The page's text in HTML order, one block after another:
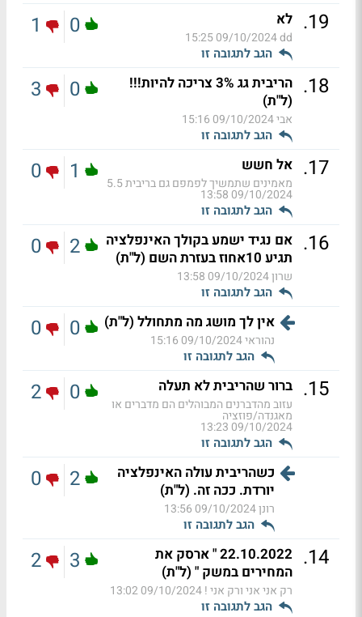
19
. לא
dd
09/10/2024 15:25
הגב לתגובה זו
0
1
18
.
הריבית גג 3% צריכה להיות!!!
(ל"ת)
אבי09/10/2024 15:16
הגב לתגובה זו
0
3
17
. אל חשש
מאמינים שתמשיך לפמפם גם בריבית 5.5
09/10/2024 13:58
הגב לתגובה זו
1
0
16
. אם נגיד ישמע בקולך האינפלציה
תגיע 10אחוז בעזרת השם (ל"ת)
שרון09/10/2024 13:58
הגב לתגובה זו
2
0
אין לך מושג מה מתחולל (ל"ת)
נהוראי09/10/2024 15:16
הגב לתגובה זו
0
0
15
. ברור שהריבית לא תעלה
עזוב מהדברנים המבוהלים הם מדברים או
מאגנדה/פוזציה
09/10/2024 13:23
הגב לתגובה זו
0
2
כשהריבית עולה האינפלציה
יורדת. ככה זה. (ל"ת)
רונן09/10/2024 13:56
הגב לתגובה זו
2
0
14
.
22.10.2022 " ארסק את
המחירים במשק " (ל"ת)
רק אני אני ורק אני !09/10/2024 13:02
הגב לתגובה זו
3
2